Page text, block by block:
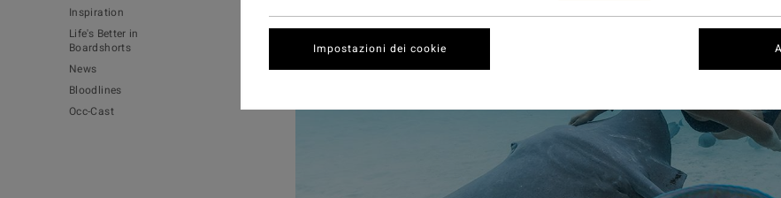
Inspiration
Life's Better in
Boardshorts
News
Bloodlines
Occ-Cast
Impostazioni dei cookie